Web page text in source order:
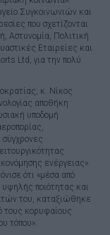
Συγκοινωνιών και
που σχετίζονται
Αστυνομία, Πολιτική
Εταιρείες και
Ltd, για την πολύ
κ. Νίκος
αποθήκη
υποδομή
ενέργειας».
ότι «μέσα από
ποιότητας και
του, καταξιώθηκε
τους κορυφαίους
τόπου».